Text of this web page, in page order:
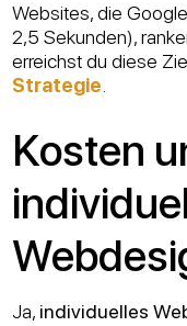
Websites, die
2,5 Sekunden),
erreichst du diese
Strategie
Kosten
Ja, individuelles